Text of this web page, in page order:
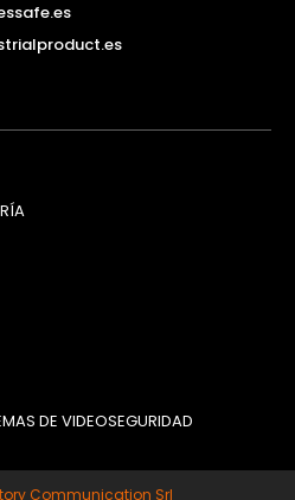
DE VIDEOSEGURIDAD
Communication Srl